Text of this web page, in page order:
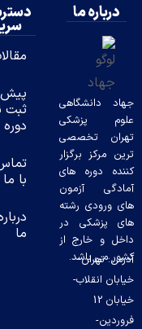
درباره ما
دانشگاهی
پزشکی
تخصصی
مرکز برگزار
دوره های
آزمون
ورودی رشته
پزشکی در
و خارج از
می باشد.
تهران-
انقلاب-
خیابان 12
دسترسی
سریع
مقالات
پیش
ثبت نام
دوره ها
تماس
با ما
درباره